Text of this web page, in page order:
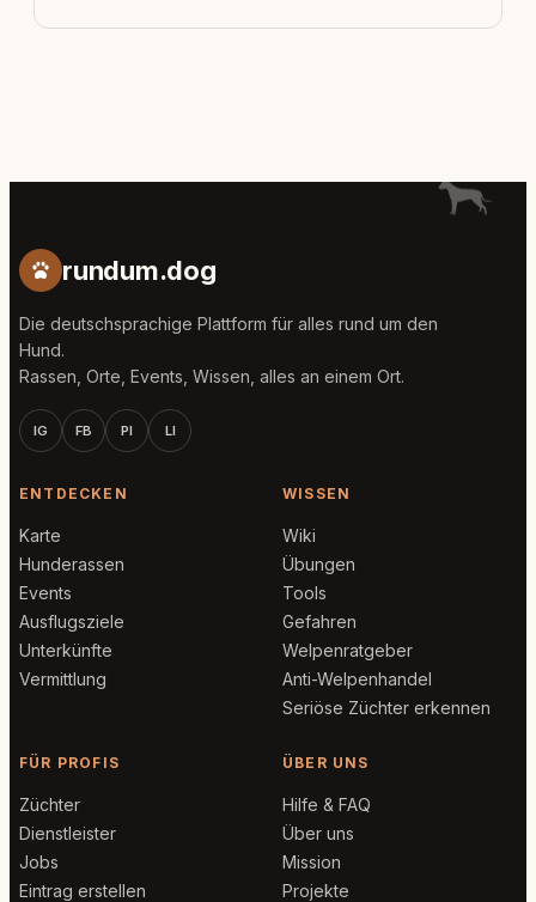
rundum.dog
Die deutschsprachige Plattform für alles rund um den
Hund.
Rassen, Orte, Events, Wissen, alles an einem Ort.
IG FB PI LI
ENTDECKEN
Karte
Hunderassen
Events
Ausflugsziele
Unterkünfte
Vermittlung
WISSEN
Wiki
Übungen
Tools
Gefahren
Welpenratgeber
Anti-Welpenhandel
Seriöse Züchter erkennen
FÜR PROFIS
Züchter
Dienstleister
Jobs
Eintrag erstellen
ÜBER UNS
Hilfe & FAQ
Über uns
Mission
Projekte